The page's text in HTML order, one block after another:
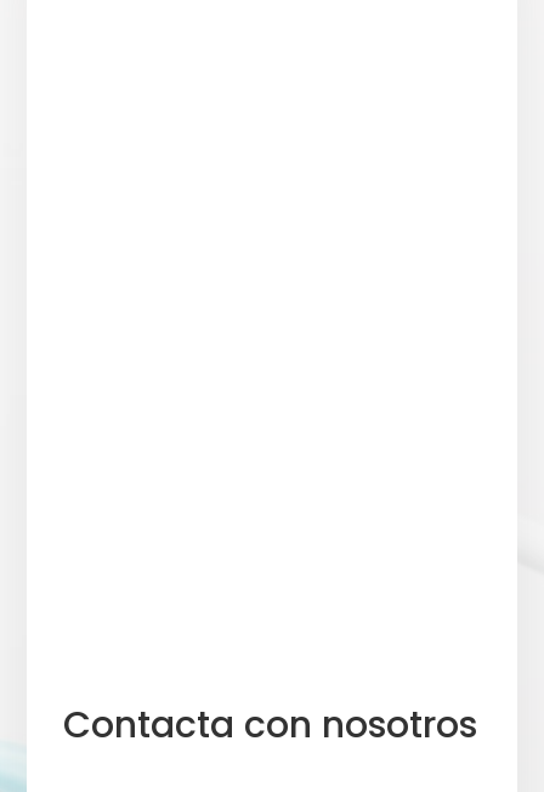
Contacta con nosotros